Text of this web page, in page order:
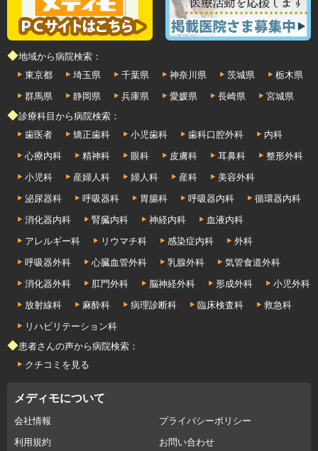
◆地域から病院検索：
東京都
埼玉県 千葉県 神奈川県 茨城県
栃木県
群馬県
静岡県 兵庫県 愛媛県 長崎県
宮城県
◆診療科目から病院検索：
歯医者
矯正歯科 小児歯科 歯科口腔外科
内科
心療内科
精神科 眼科 皮膚科 耳鼻科
整形外科
小児科
産婦人科 婦人科 産科
美容外科
泌尿器科
呼吸器科 胃腸科 呼吸器内科
循環器内科
消化器内科
腎臓内科 神経内科
血液内科
アレルギー科
リウマチ科 感染症内科
外科
呼吸器外科
心臓血管外科 乳腺外科
気管食道外科
消化器外科
肛門外科 脳神経外科 形成外科
小児外科
放射線科
麻酔科 病理診断科 臨床検査科
救急科
リハビリテーション科
◆患者さんの声から病院検索：
クチコミを見る
メディモについて
会社情報
プライバシーポリシー
利用規約
お問い合わせ